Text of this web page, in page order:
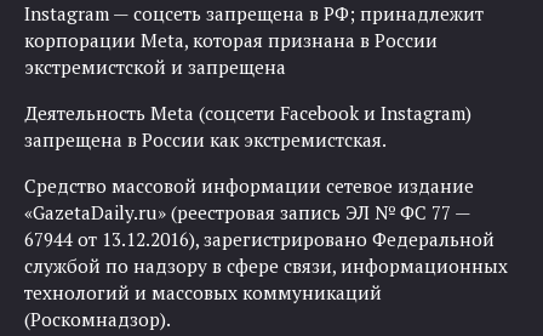
Instagram — соцсеть запрещена в РФ; принадлежит
корпорации Meta, которая признана в России
экстремистской и запрещена
Деятельность Meta (соцсети Facebook и Instagram)
запрещена в России как экстремистская.
Средство массовой информации сетевое издание
«GazetaDaily.ru» (реестровая запись ЭЛ № ФС 77 —
67944 от 13.12.2016), зарегистрировано Федеральной
службой по надзору в сфере связи, информационных
технологий и массовых коммуникаций
(Роскомнадзор).